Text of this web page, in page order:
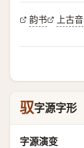
韵书 上古音
驭字源字形
字源演变